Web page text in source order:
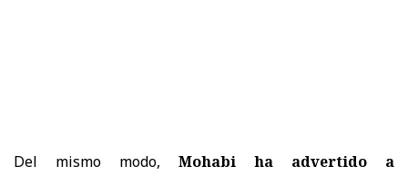
Del mismo modo, Mohabi ha advertido a